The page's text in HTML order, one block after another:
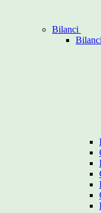
Bilanci
Bilanci